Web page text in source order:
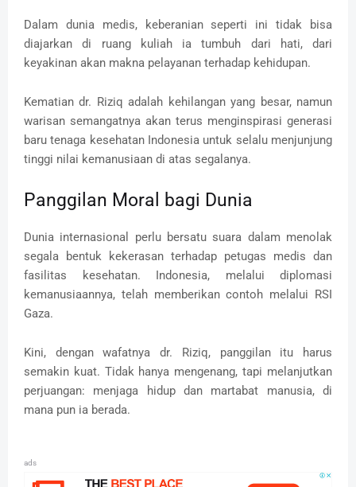
Dalam dunia medis, keberanian seperti ini tidak bisa
diajarkan di ruang kuliah ia tumbuh dari hati, dari
keyakinan akan makna pelayanan terhadap kehidupan.
Kematian dr. Riziq adalah kehilangan yang besar, namun
warisan semangatnya akan terus menginspirasi generasi
baru tenaga kesehatan Indonesia untuk selalu menjunjung
tinggi nilai kemanusiaan di atas segalanya.
Panggilan Moral bagi Dunia
Dunia internasional perlu bersatu suara dalam menolak
segala bentuk kekerasan terhadap petugas medis dan
fasilitas kesehatan. Indonesia, melalui diplomasi
kemanusiaannya, telah memberikan contoh melalui RSI
Gaza.
Kini, dengan wafatnya dr. Riziq, panggilan itu harus
semakin kuat. Tidak hanya mengenang, tapi melanjutkan
perjuangan: menjaga hidup dan martabat manusia, di
mana pun ia berada.
ads